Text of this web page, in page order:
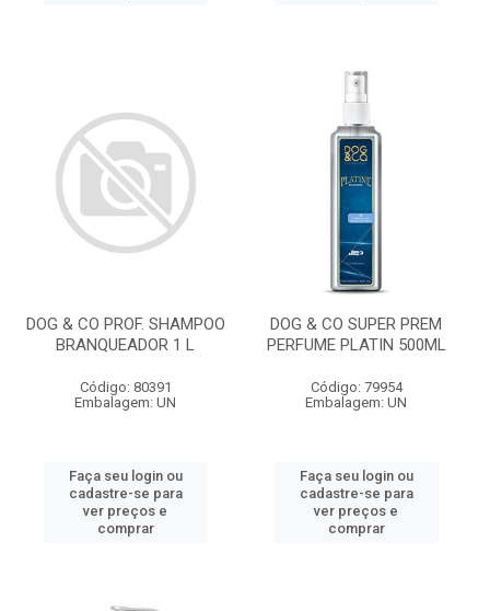
DOG & CO PROF. SHAMPOO
BRANQUEADOR 1 L
Código: 80391
Embalagem: UN
Faça seu login ou
cadastre-se para
ver preços e
comprar
DOG & CO SUPER PREM
PERFUME PLATIN 500ML
Código: 79954
Embalagem: UN
Faça seu login ou
cadastre-se para
ver preços e
comprar